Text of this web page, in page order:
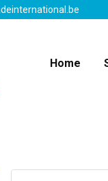
Home